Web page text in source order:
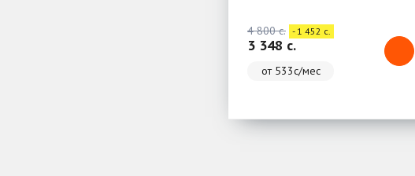
4 800 c. - 1 452 c.
3 348 c.
от 533с/мес